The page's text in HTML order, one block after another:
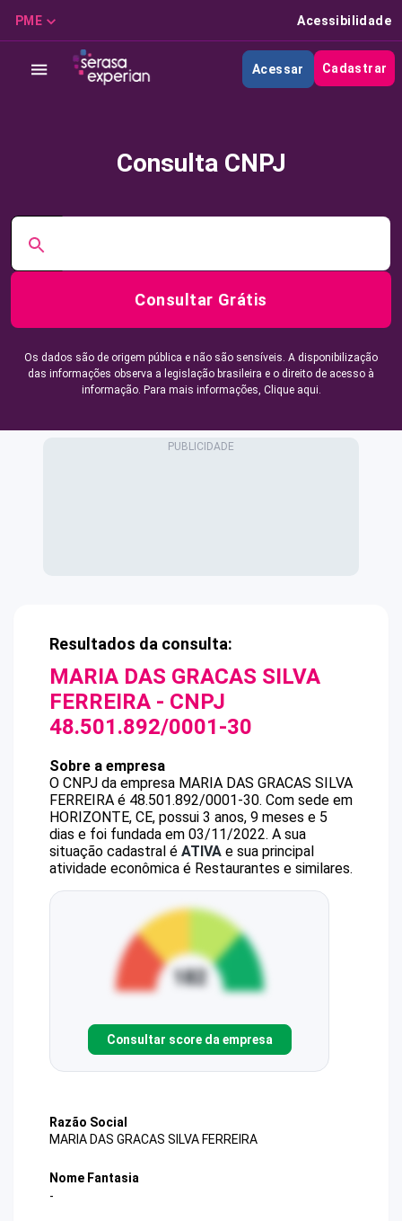
PME Acessibilidade
Acessar Cadastrar
Consulta CNPJ
Consultar Grátis
Os dados são de origem pública e não são sensíveis. A disponibilização
das informações observa a legislação brasileira e o direito de acesso à
informação. Para mais informações, Clique aqui.
Resultados da consulta:
MARIA DAS GRACAS SILVA
FERREIRA - CNPJ
48.501.892/0001-30
Sobre a empresa
O CNPJ da empresa MARIA DAS GRACAS SILVA
FERREIRA é 48.501.892/0001-30. Com sede em
HORIZONTE, CE, possui 3 anos, 9 meses e 5
dias e foi fundada em 03/11/2022. A sua
situação cadastral é ATIVA e sua principal
atividade econômica é Restaurantes e similares.
Consultar score da empresa
Razão Social
MARIA DAS GRACAS SILVA FERREIRA
Nome Fantasia
-